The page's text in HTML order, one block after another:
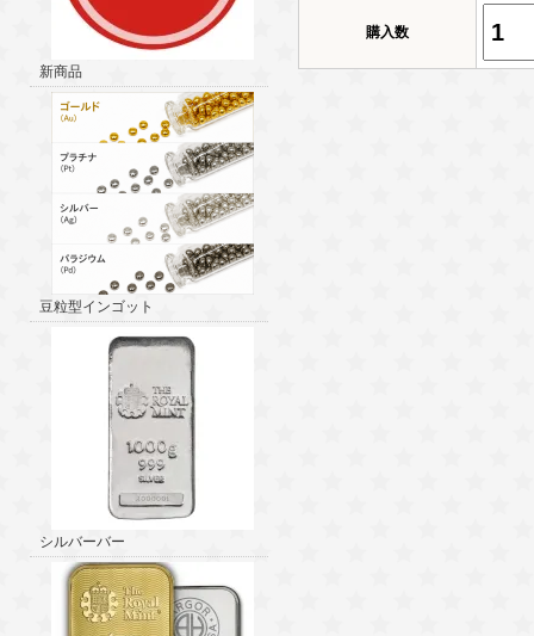
新商品
豆粒型インゴット
シルバーバー
購入数